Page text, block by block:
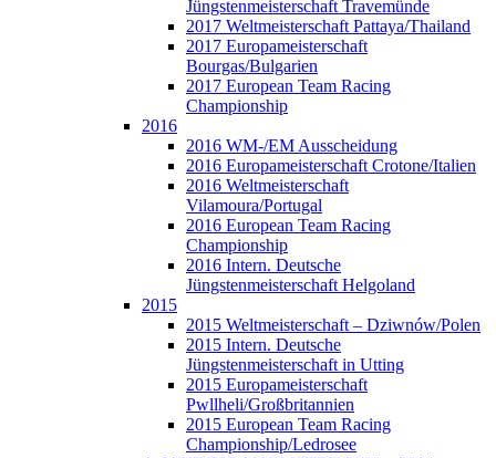
Jüngstenmeisterschaft Travemünde
2017 Weltmeisterschaft Pattaya/Thailand
2017 Europameisterschaft
Bourgas/Bulgarien
2017 European Team Racing
Championship
2016
2016 WM-/EM Ausscheidung
2016 Europameisterschaft Crotone/Italien
2016 Weltmeisterschaft
Vilamoura/Portugal
2016 European Team Racing
Championship
2016 Intern. Deutsche
Jüngstenmeisterschaft Helgoland
2015
2015 Weltmeisterschaft – Dziwnów/Polen
2015 Intern. Deutsche
Jüngstenmeisterschaft in Utting
2015 Europameisterschaft
Pwllheli/Großbritannien
2015 European Team Racing
Championship/Ledrosee